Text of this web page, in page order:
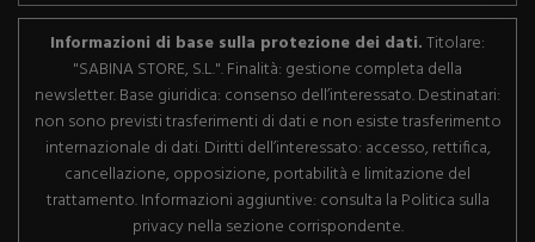
Informazioni di base sulla protezione dei dati.Titolare:
"SABINA STORE, S.L.". Finalità: gestione completa della
newsletter. Base giuridica: consenso dell’interessato. Destinatari:
non sono previsti trasferimenti di dati e non esiste trasferimento
internazionale di dati. Diritti dell’interessato: accesso, rettifica,
cancellazione, opposizione, portabilità e limitazione del
trattamento. Informazioni aggiuntive: consulta la Politica sulla
privacy nella sezione corrispondente.